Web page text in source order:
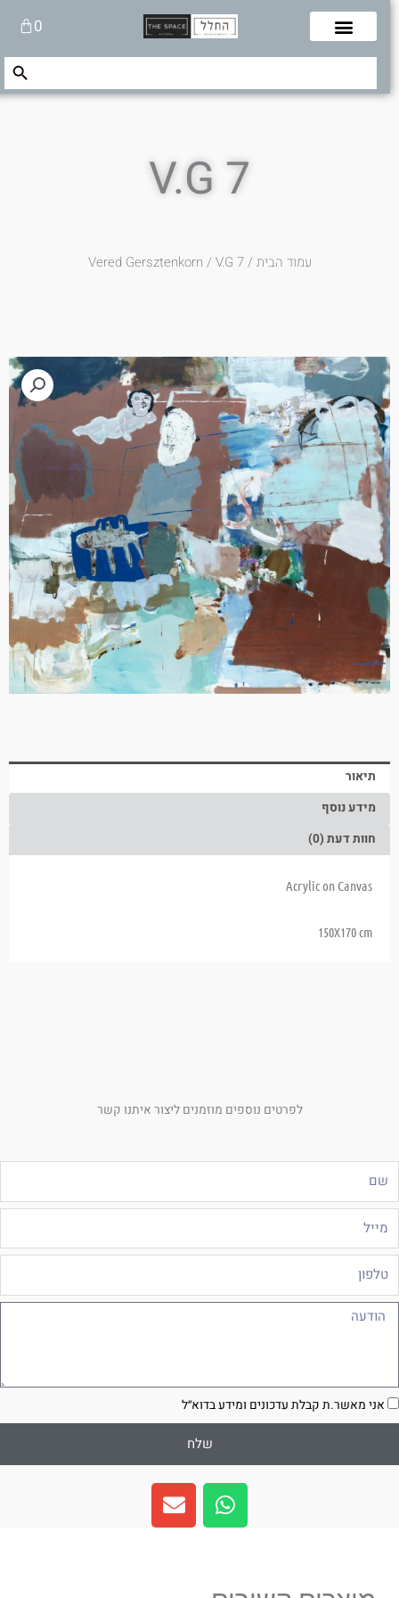
0עגלת
קניות
Search
Search Button
V.G 7
עמוד הבית/
Vered Gersztenkorn/ V.G 7
תיאור
מידע נוסף
חוות דעת (0)
Acrylic on Canvas
150X170 cm
לפרטים נוספים מוזמנים ליצור איתנו קשר
אני מאשר.ת קבלת עדכונים ומידע בדוא״ל
שלח
W
h
a
E
n
v